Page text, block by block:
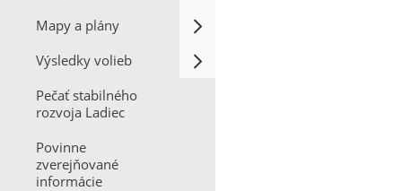
Mapy a plány
Výsledky volieb
Pečať stabilného
rozvoja Ladiec
Povinne
zverejňované
informácie